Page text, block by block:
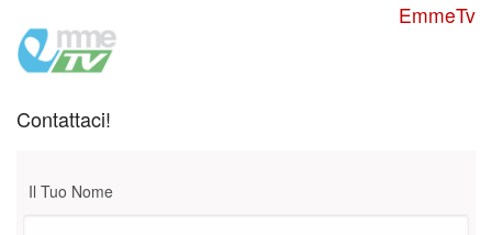
EmmeTv
Contattaci!
Il Tuo Nome